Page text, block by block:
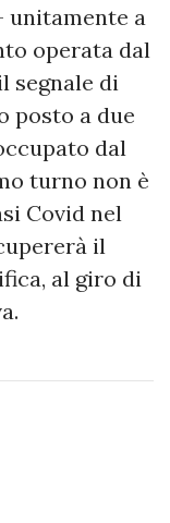
unitamente a
operata dal
segnale di
posto a due
dal
turno non è
Covid nel
il
al giro di